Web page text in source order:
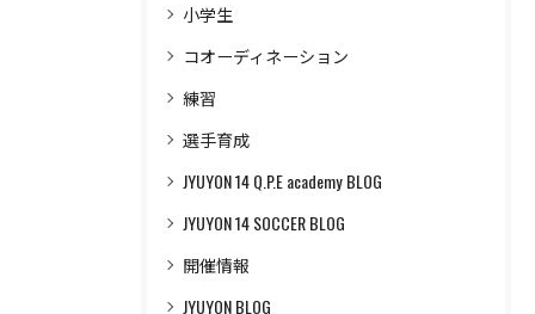
小学生
コオーディネーション
練習
選手育成
JYUYON 14 Q.P.E academy BLOG
JYUYON 14 SOCCER BLOG
開催情報
JYUYON BLOG